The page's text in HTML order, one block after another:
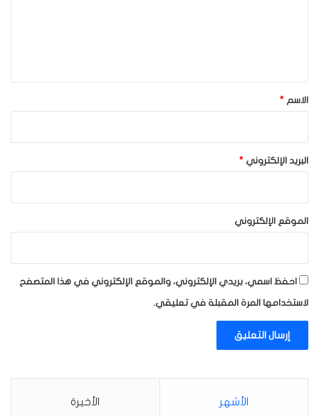
*الاسم *
البريد الإلكتروني *
الموقع الإلكتروني
احفظ اسمي، بريدي الإلكتروني، والموقع الإلكتروني في هذا المتصفح
لاستخدامها المرة المقبلة في تعليقي.
الأشهر الأخيرة